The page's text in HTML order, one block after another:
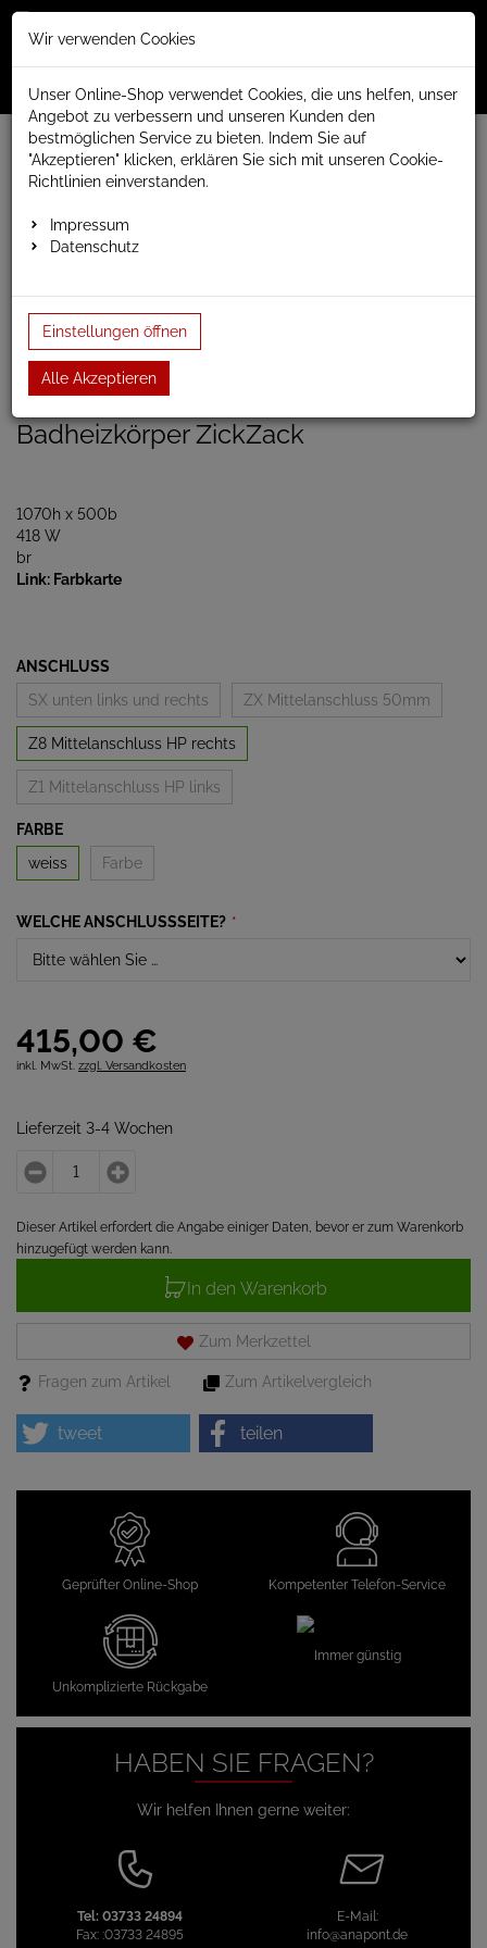
Menü
Weiter einkaufen www.anapont.eu
Badheizkörper
Design Badheizkörper
1070h x 500b
Einloggen und Bewertung schreiben
Artikel-Nummer:
Badheizkörper ZickZack
1070h x 500b
418 W
br
Link: Farbkarte
ANSCHLUSS
SX unten links und rechts
ZX Mittelanschluss 50mm
Z8 Mittelanschluss HP rechts
Z1 Mittelanschluss HP links
FARBE
weiss
Farbe
WELCHE ANSCHLUSSSEITE? *
415,00 €
inkl. MwSt. zzgl. Versandkosten
Lieferzeit 3-4 Wochen
Dieser Artikel erfordert die Angabe einiger Daten, bevor er zum Warenkorb
hinzugefügt werden kann.
In den Warenkorb
Zum Merkzettel
Fragen zum Artikel Zum Artikelvergleich
tweet teilen
Geprüfter Online-Shop Kompetenter Telefon-Service
Unkomplizierte Rückgabe
Immer günstig
HABEN SIE FRAGEN?
Wir helfen Ihnen gerne weiter:
Tel: 03733 24894
Fax: :03733 24895
E-Mail:
info@anapont.de
Wir verwenden Cookies
Unser Online-Shop verwendet Cookies, die uns helfen, unser
Angebot zu verbessern und unseren Kunden den
bestmöglichen Service zu bieten. Indem Sie auf
"Akzeptieren" klicken, erklären Sie sich mit unseren Cookie-
Richtlinien einverstanden.
Impressum
Datenschutz
Einstellungen öffnen
Alle Akzeptieren